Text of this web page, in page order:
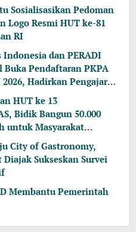
Sosialisasikan Pedoman
Logo Resmi HUT ke-81
RI
dan PERADI
Buka Pendaftaran PKPA
Hadirkan Pengajar
hingga KPK
HUT ke 13
Bidik Bangun 50.000
untuk Masyarakat
Rendah
City of Gastronomy,
Diajak Sukseskan Survei
Membantu Pemerintah